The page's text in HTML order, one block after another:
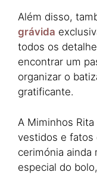
Além disso,
grávida
todos os
encontrar um
organizar o
gratificante.
A Miminhos
vestidos e fatos
cerimónia ainda
especial do